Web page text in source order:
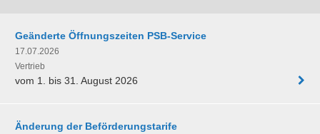
Geänderte Öffnungszeiten PSB-Service
17.07.2026
Vertrieb
vom 1. bis 31. August 2026
Änderung der Beförderungstarife